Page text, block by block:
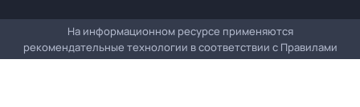
На информационном ресурсе применяются
рекомендательные технологии в соответствии с Правилами